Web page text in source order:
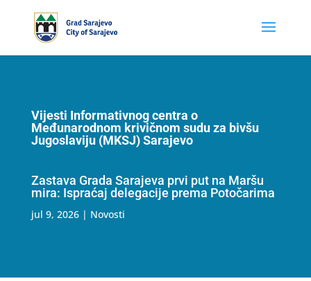
Vijesti Informativnog centra o
Međunarodnom krivičnom sudu za bivšu
Jugoslaviju (MKSJ) Sarajevo
Zastava Grada Sarajeva prvi put na Maršu
mira: Ispraćaj delegacije prema Potočarima
jul 9, 2026| Novosti